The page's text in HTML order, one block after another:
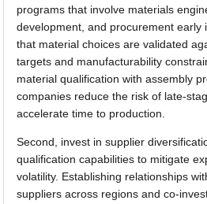
programs that involve materials
development, and procurement early
that material choices are validated
targets and manufacturability
material qualification with assembly
companies reduce the risk of late-
accelerate time to production.
Second, invest in supplier
qualification capabilities to mitigate
volatility. Establishing relationships
suppliers across regions and co-